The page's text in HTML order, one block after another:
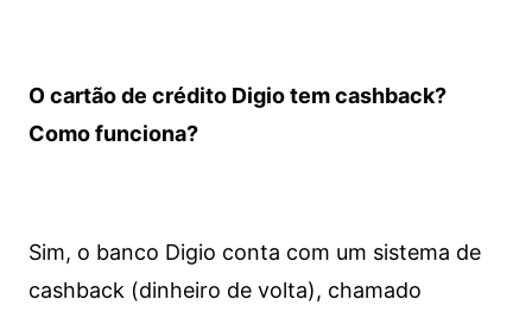
O cartão de crédito Digio tem cashback?
Como funciona?
Sim, o banco Digio conta com um sistema de
cashback (dinheiro de volta), chamado